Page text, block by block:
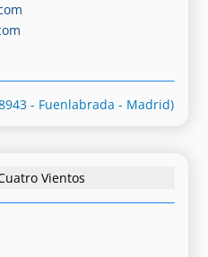
- Fuenlabrada - Madrid)
Vientos